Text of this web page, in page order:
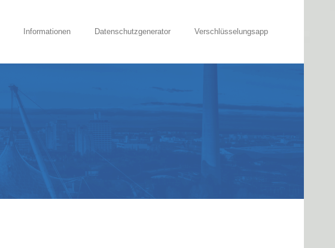
Informationen Datenschutzgenerator Verschlüsselungsapp